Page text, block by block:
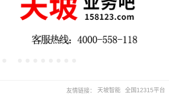
友情链接： 天坡智能 全国12315平台